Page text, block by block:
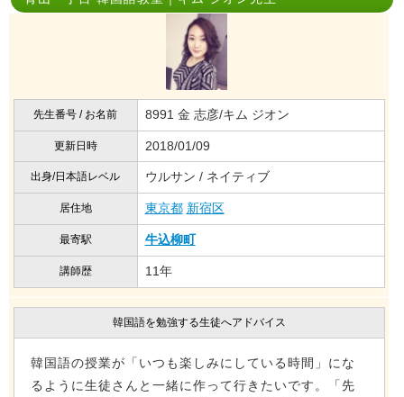
先生番号 / お名前 8991 金 志彦/キム ジオン
更新日時 2018/01/09
出身/日本語レベル ウルサン / ネイティブ
居住地 東京都 新宿区
最寄駅 牛込柳町
講師歴 11年
韓国語を勉強する生徒へアドバイス
韓国語の授業が「いつも楽しみにしている時間」にな
るように生徒さんと一緒に作って行きたいです。「先